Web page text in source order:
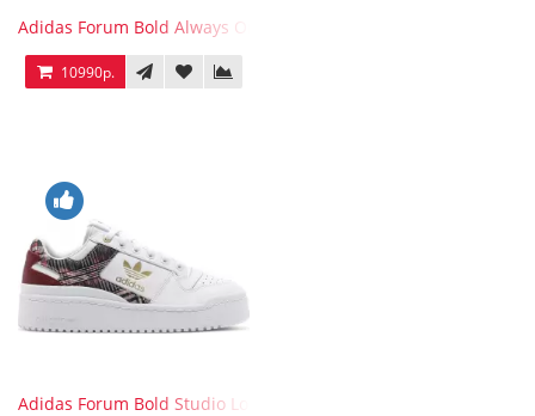
Adidas Forum Bold Always Original
10990р.
Adidas Forum Bold Studio London Checkered